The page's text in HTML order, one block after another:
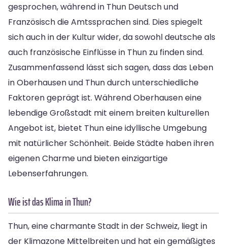
gesprochen, während in Thun Deutsch und
Französisch die Amtssprachen sind. Dies spiegelt
sich auch in der Kultur wider, da sowohl deutsche als
auch französische Einflüsse in Thun zu finden sind.
Zusammenfassend lässt sich sagen, dass das Leben
in Oberhausen und Thun durch unterschiedliche
Faktoren geprägt ist. Während Oberhausen eine
lebendige Großstadt mit einem breiten kulturellen
Angebot ist, bietet Thun eine idyllische Umgebung
mit natürlicher Schönheit. Beide Städte haben ihren
eigenen Charme und bieten einzigartige
Lebenserfahrungen.
Wie ist das Klima in Thun?
Thun, eine charmante Stadt in der Schweiz, liegt in
der Klimazone Mittelbreiten und hat ein gemäßigtes